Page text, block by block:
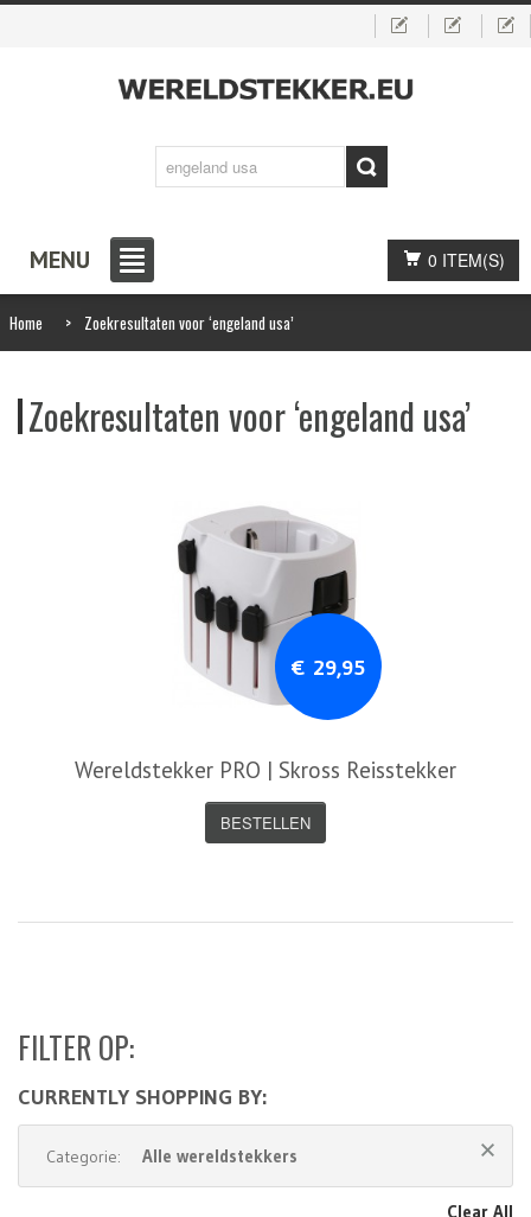
MENU 0 ITEM(S)
Home > Zoekresultaten voor ‘engeland usa’
Zoekresultaten voor ‘engeland usa’
€ 29,95
Wereldstekker PRO | Skross Reisstekker
BESTELLEN
FILTER OP:
CURRENTLY SHOPPING BY:
Categorie: Alle wereldstekkers
Clear All